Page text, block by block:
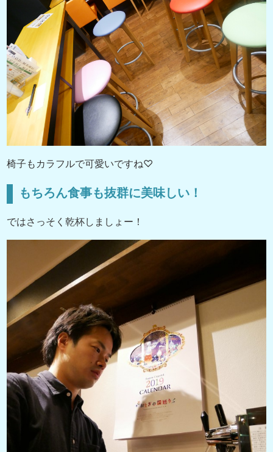
椅子もカラフルで可愛いですね♡
もちろん食事も抜群に美味しい！
ではさっそく乾杯しましょー！